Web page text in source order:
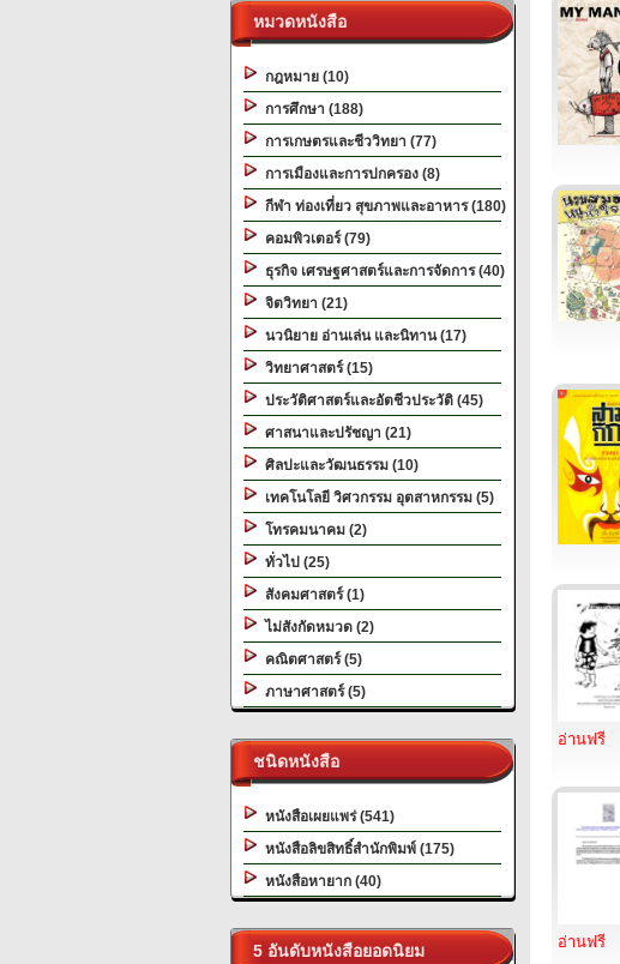
หมวดหนังสือ
กฎหมาย (10)
การศึกษา (188)
การเกษตรและชีววิทยา (77)
การเมืองและการปกครอง (8)
กีฬา ท่องเที่ยว สุขภาพและอาหาร (180)
คอมพิวเตอร์ (79)
ธุรกิจ เศรษฐศาสตร์และการจัดการ (40)
จิตวิทยา (21)
นวนิยาย อ่านเล่น และนิทาน (17)
วิทยาศาสตร์ (15)
ประวัติศาสตร์และอัตชีวประวัติ (45)
ศาสนาและปรัชญา (21)
ศิลปะและวัฒนธรรม (10)
เทคโนโลยี วิศวกรรม อุตสาหกรรม (5)
โทรคมนาคม (2)
ทั่วไป (25)
สังคมศาสตร์ (1)
ไม่สังกัดหมวด (2)
คณิตศาสตร์ (5)
ภาษาศาสตร์ (5)
ชนิดหนังสือ
หนังสือเผยแพร่ (541)
หนังสือลิขสิทธิ์สำนักพิมพ์ (175)
หนังสือหายาก (40)
5 อันดับหนังสือยอดนิยม
อ่านฟรี
อ่านฟรี